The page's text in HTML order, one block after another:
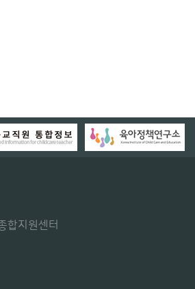
합지원센터